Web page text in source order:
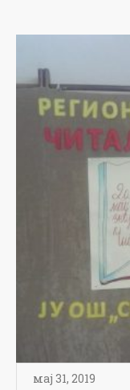
мај 31, 2019